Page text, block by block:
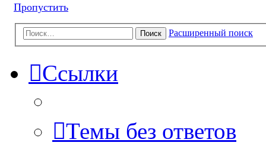
Пропустить
Поиск Расширенный поиск
Ссылки
Темы без ответов